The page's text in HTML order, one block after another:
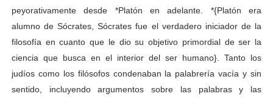
peyorativamente desde *Platón en adelante. *{Platón era
alumno de Sócrates, Sócrates fue el verdadero iniciador de la
filosofía en cuanto que le dio su objetivo primordial de ser la
ciencia que busca en el interior del ser humano}. Tanto los
judíos como los filósofos condenaban la palabrería vacía y sin
sentido, incluyendo argumentos sobre las palabras y las